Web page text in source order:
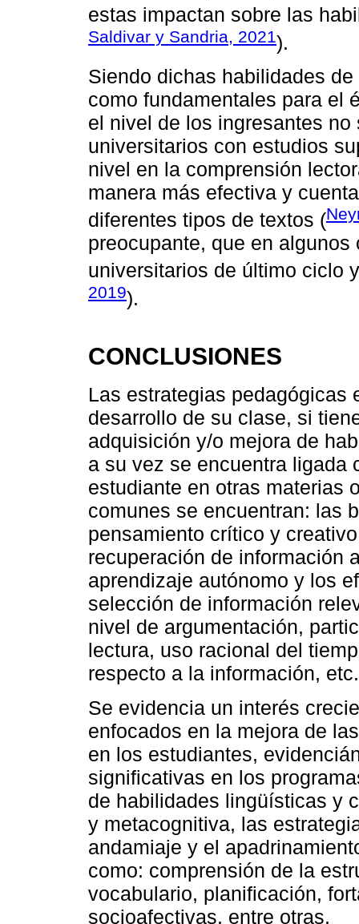
estas impactan sobre las
Saldivar y Sandria, 2021).
Siendo dichas habilidades
como fundamentales para el
el nivel de los ingresantes
universitarios con estudios
nivel en la comprensión
manera más efectiva y
diferentes tipos de textos (
preocupante, que en
universitarios de último ciclo
2019).
CONCLUSIONES
Las estrategias pedagógicas
desarrollo de su clase, si
adquisición y/o mejora de
a su vez se encuentra ligada
estudiante en otras materias
comunes se encuentran: las
pensamiento crítico y
recuperación de información
aprendizaje autónomo y los
selección de información
nivel de argumentación,
lectura, uso racional del
respecto a la información, etc.
Se evidencia un interés
enfocados en la mejora de
en los estudiantes,
significativas en los
de habilidades lingüísticas y
y metacognitiva, las
andamiaje y el
como: comprensión de la
vocabulario, planificación,
socioafectivas, entre otras.